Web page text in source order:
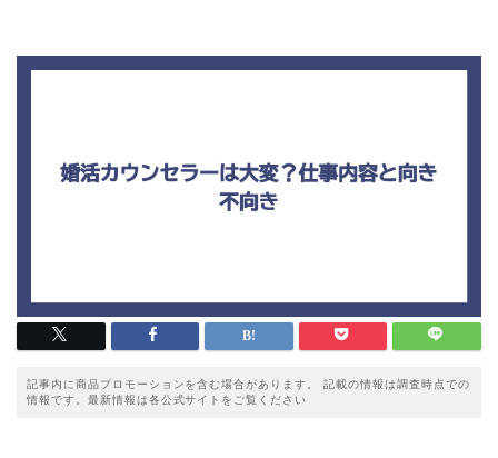
記事内に商品プロモーションを含む場合があります。 記載の情報は調査時点での
情報です。最新情報は各公式サイトをご覧ください